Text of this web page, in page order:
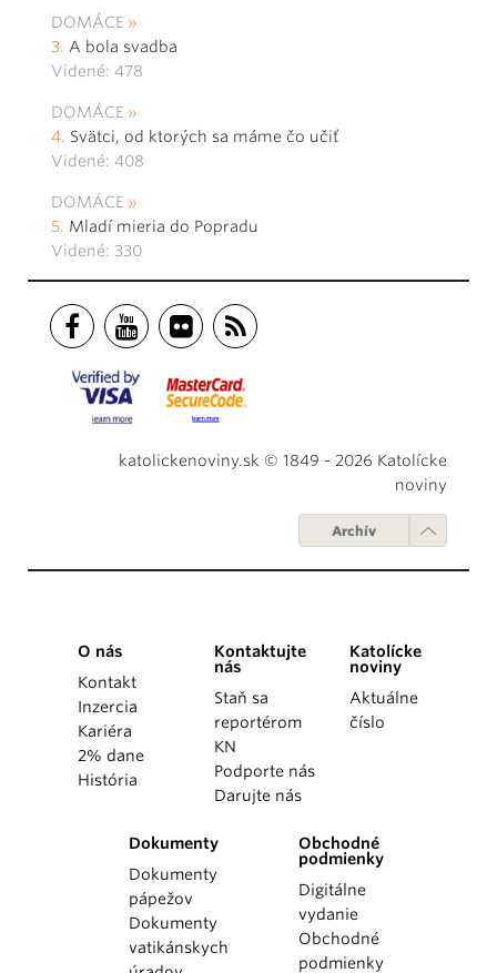
DOMÁCE
A bola svadba
Videné: 478
DOMÁCE
Svätci, od ktorých sa máme čo učiť
Videné: 408
DOMÁCE
Mladí mieria do Popradu
Videné: 330
katolickenoviny.sk © 1849 - 2026 Katolícke
noviny
Archív
O nás
Kontakt
Inzercia
Kariéra
2% dane
História
Kontaktujte
nás
Staň sa
reportérom
KN
Podporte nás
Darujte nás
Katolícke
noviny
Aktuálne
číslo
Dokumenty
Dokumenty
pápežov
Dokumenty
vatikánskych
Obchodné
podmienky
Digitálne
vydanie
Obchodné
podmienky